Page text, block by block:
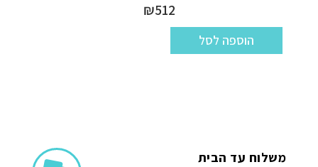
₪512
הוספה לסל
משלוח עד הבית